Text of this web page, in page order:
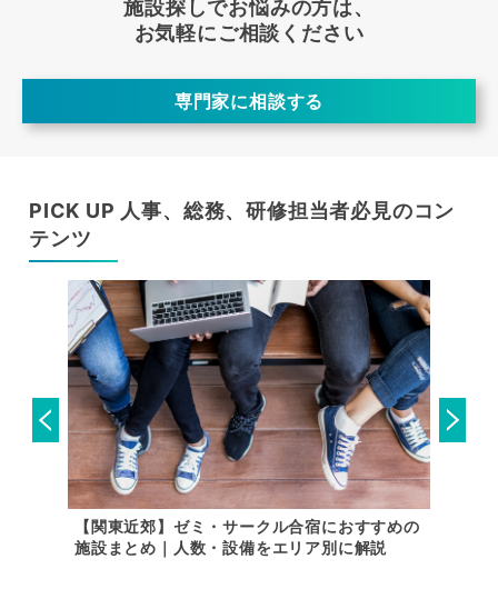
施設探しでお悩みの方は、
お気軽にご相談ください
専門家に相談する
PICK UP 人事、総務、研修担当者必見のコン
テンツ
【関東近郊】ゼミ・サークル合宿におすすめの
施設まとめ｜人数・設備をエリア別に解説